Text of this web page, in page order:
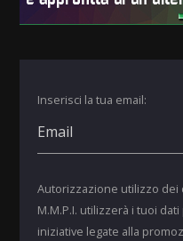
Inserisci la tua email:
Autorizzazione utilizzo dei
M.M.P.I. utilizzerà i tuoi
iniziative legate alla